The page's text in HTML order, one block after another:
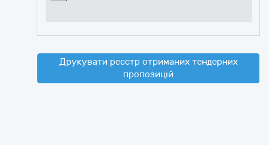
Друкувати реєстр отриманих тендерних
пропозицій